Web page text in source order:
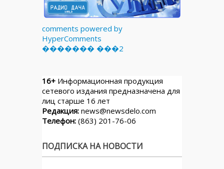
comments powered by
HyperComments
������� ���2
16+ Информационная продукция
сетевого издания предназначена для
лиц старше 16 лет
Редакция: news@newsdelo.com
Телефон: (863) 201-76-06
ПОДПИСКА НА НОВОСТИ